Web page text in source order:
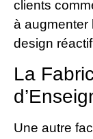
clients
à augmenter
design
La
Une autre